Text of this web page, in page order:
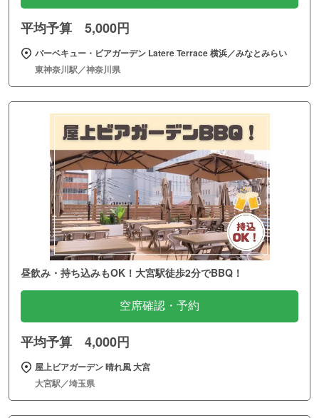
平均予算 5,000円
バーベキュー・ビアガーデン Latere Terrace 横浜／みなとみらい
東神奈川駅／神奈川県
昼飲み・持ち込みもOK！大宮駅徒歩2分でBBQ！
空席確認・予約
平均予算 4,000円
屋上ビアガーデン 晴れ風 大宮
大宮駅／埼玉県